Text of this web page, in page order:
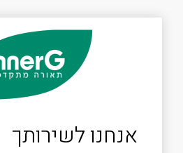
אנחנו לשירותך